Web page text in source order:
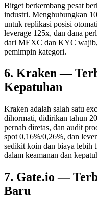
Bitget berkembang pesat
industri. Menghubungkan
untuk replikasi posisi
leverage 125x, dan dana
dari MEXC dan KYC
pemimpin kategori.
6. Kraken —
Kepatuhan
Kraken adalah salah satu
dihormati, didirikan tahun
pernah diretas, dan audit
spot 0,16%/0,26%, dan
sedikit koin dan biaya lebih
dalam keamanan dan
7. Gate.io —
Baru